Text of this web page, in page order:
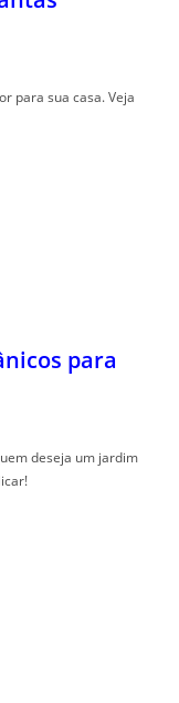
para sua casa. Veja
para
deseja um jardim